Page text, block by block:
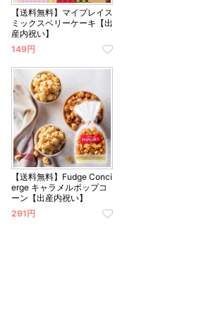
【送料無料】マイプレイス
ミックスベリーケーキ【出
産内祝い】
149円
【送料無料】Fudge Conci
erge キャラメルポップコ
ーン【出産内祝い】
291円